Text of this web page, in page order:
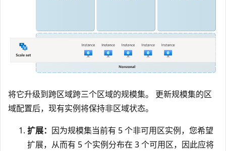
将它升级到跨区域跨三个区域的规模集。 更新规模集的区
域配置后，现有实例将保持非区域状态。
扩展： 因为规模集当前有 5 个非可用区实例，您希望
扩展，从而有 5 个实例分布在 3 个可用区，因此应将